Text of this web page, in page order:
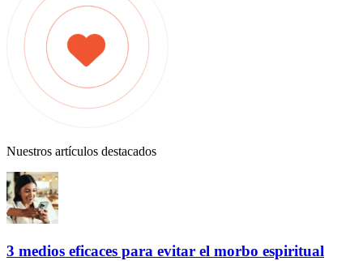
Nuestros artículos destacados
3 medios eficaces para evitar el morbo espiritual